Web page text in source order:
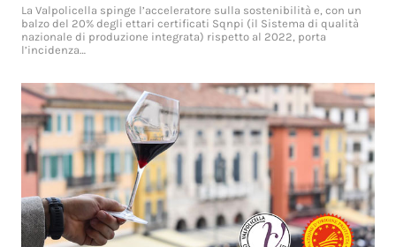
La Valpolicella spinge l’acceleratore sulla sostenibilità e, con un
balzo del 20% degli ettari certificati Sqnpi (il Sistema di qualità
nazionale di produzione integrata) rispetto al 2022, porta
l’incidenza…